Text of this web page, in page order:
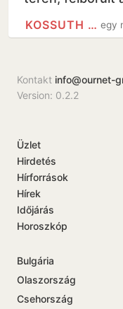
videó
egy
KOSSUTH TÉREN
Kontakt info@ournet-
Version: 0.2.2
Üzlet
Hirdetés
Hírforrások
Hírek
Időjárás
Horoszkóp
Bulgária
Olaszország
Csehország